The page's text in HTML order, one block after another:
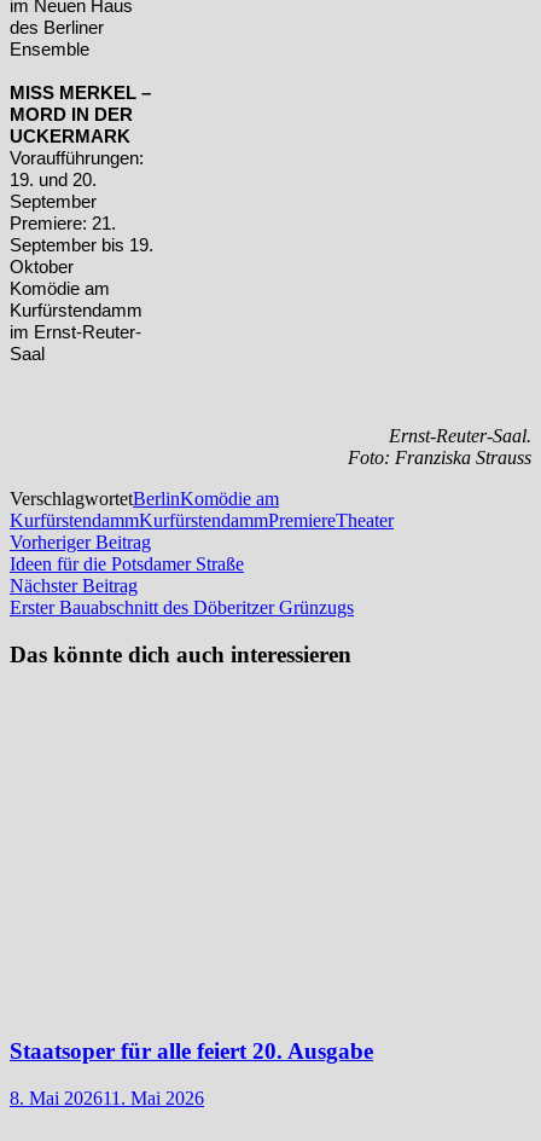
im Neuen Haus
des Berliner
Ensemble
MISS MERKEL –
MORD IN DER
UCKERMARK
Voraufführungen:
19. und 20.
September
Premiere: 21.
September bis 19.
Oktober
Komödie am
Kurfürstendamm
im Ernst-Reuter-
Saal
Ernst-Reuter-Saal.
Foto: Franziska Strauss
VerschlagwortetBerlinKomödie am
KurfürstendammKurfürstendammPremiereTheater
Beitragsnavigation
Vorheriger BeitragVorheriger
Beitrag:
Ideen für die Potsdamer Straße
Nächster BeitragNächster
Beitrag:
Erster Bauabschnitt des Döberitzer Grünzugs
Das könnte dich auch interessieren
Staatsoper für alle feiert 20. Ausgabe
8. Mai 202611. Mai 2026